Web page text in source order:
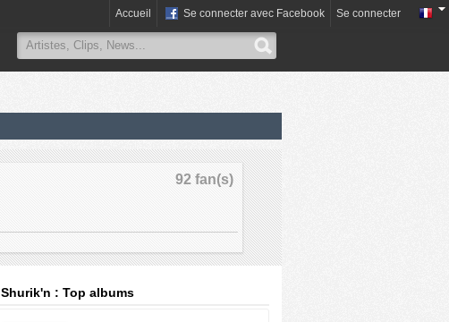
Accueil Se connecter avec Facebook Se connecter
92 fan(s)
Shurik'n : Top albums